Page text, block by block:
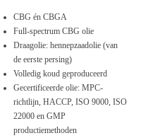
CBG én CBGA
Full-spectrum CBG olie
Draagolie: hennepzaadolie (van
de eerste persing)
Volledig koud geproduceerd
Gecertificeerde olie: MPC-
richtlijn, HACCP, ISO 9000, ISO
22000 en GMP
productiemethoden